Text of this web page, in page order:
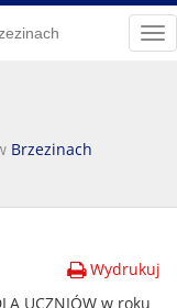
Brzezinach
Wydrukuj
UCZNIÓW w roku